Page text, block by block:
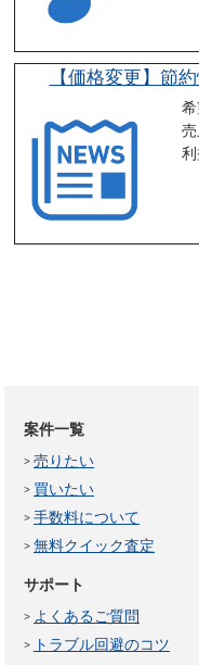
【価格変更】節
案件一覧
売りたい
買いたい
手数料について
無料クイック査定
サポート
よくあるご質問
トラブル回避のコツ